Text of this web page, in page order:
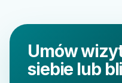
Umów
siebie lub